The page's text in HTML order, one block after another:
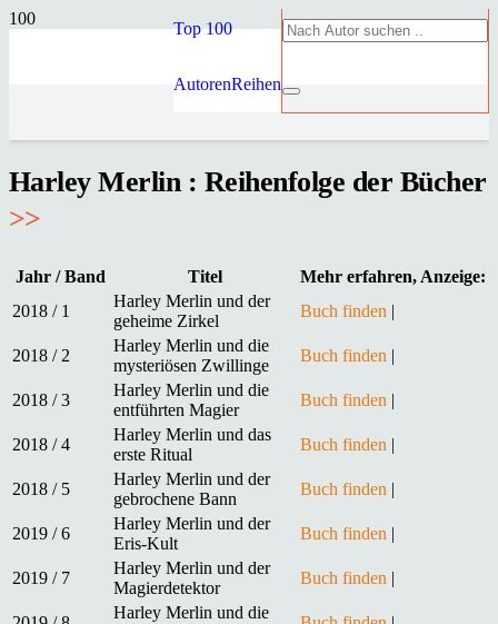
Top 100
AutorenReihen
Harley Merlin : Reihenfolge der Bücher
>>
Jahr / Band Titel
Mehr erfahren, Anzeige:
2018 / 1
Harley Merlin und der
geheime Zirkel
Buch finden |
2018 / 2
Harley Merlin und die
mysteriösen Zwillinge
Buch finden |
2018 / 3
Harley Merlin und die
entführten Magier
Buch finden |
2018 / 4
Harley Merlin und das
erste Ritual
Buch finden |
2018 / 5
Harley Merlin und der
gebrochene Bann
Buch finden |
2019 / 6
Harley Merlin und der
Eris-Kult
Buch finden |
2019 / 7
Harley Merlin und der
Magierdetektor
Buch finden |
Harley Merlin und die